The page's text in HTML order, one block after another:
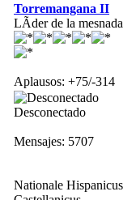
Torremangana II
LÃ­der de la mesnada
Aplausos: +75/-314
Desconectado
Mensajes: 5707
Nationale Hispanicus